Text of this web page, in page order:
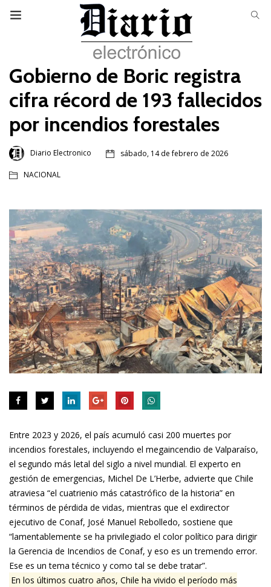
Gobierno de Boric registra
cifra récord de 193 fallecidos
por incendios forestales
Diario Electronico sábado, 14 de febrero de 2026
NACIONAL
Entre 2023 y 2026, el país acumuló casi 200 muertes por
incendios forestales, incluyendo el megaincendio de Valparaíso,
el segundo más letal del siglo a nivel mundial. El experto en
gestión de emergencias, Michel De L’Herbe, advierte que Chile
atraviesa “el cuatrienio más catastrófico de la historia” en
términos de pérdida de vidas, mientras que el exdirector
ejecutivo de Conaf, José Manuel Rebolledo, sostiene que
“lamentablemente se ha privilegiado el color político para dirigir
la Gerencia de Incendios de Conaf, y eso es un tremendo error.
Ese es un tema técnico y como tal se debe tratar”.
En los últimos cuatro años, Chile ha vivido el período más